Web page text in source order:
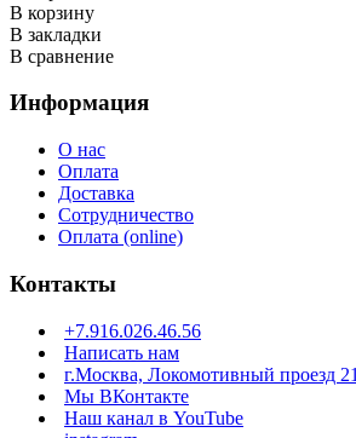
В корзину
В закладки
В сравнение
Информация
О нас
Оплата
Доставка
Сотрудничество
Оплата (online)
Контакты
+7.916.026.46.56
Написать нам
г.Москва, Локомотивный проезд 21
Мы ВКонтакте
Наш канал в YouTube